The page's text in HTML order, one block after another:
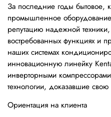
За последние годы бытовое,
промышленное оборудование
репутацию надежной
востребованных функциях и
наших системах
инновационную линейку
инверторными
технологии, доказавшие свою
Ориентация на клиента